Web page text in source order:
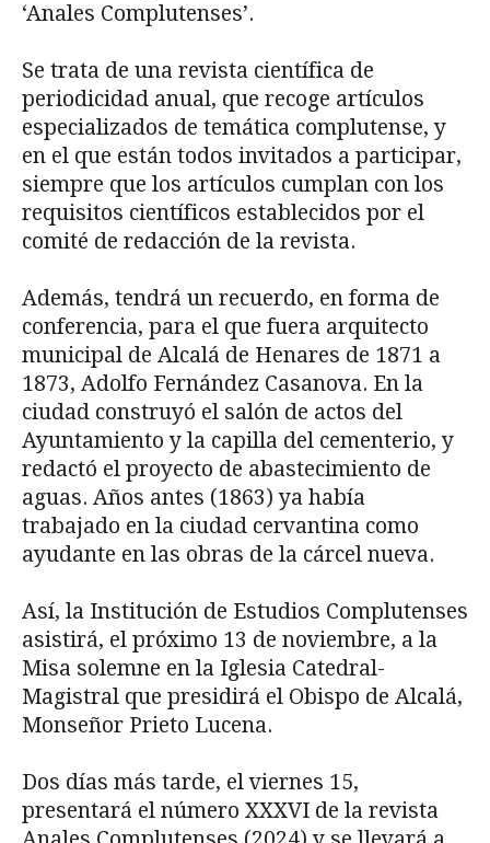
‘Anales Complutenses’.
Se trata de una revista científica de
periodicidad anual, que recoge artículos
especializados de temática complutense, y
en el que están todos invitados a participar,
siempre que los artículos cumplan con los
requisitos científicos establecidos por el
comité de redacción de la revista.
Además, tendrá un recuerdo, en forma de
conferencia, para el que fuera arquitecto
municipal de Alcalá de Henares de 1871 a
1873, Adolfo Fernández Casanova. En la
ciudad construyó el salón de actos del
Ayuntamiento y la capilla del cementerio, y
redactó el proyecto de abastecimiento de
aguas. Años antes (1863) ya había
trabajado en la ciudad cervantina como
ayudante en las obras de la cárcel nueva.
Así, la Institución de Estudios Complutenses
asistirá, el próximo 13 de noviembre, a la
Misa solemne en la Iglesia Catedral-
Magistral que presidirá el Obispo de Alcalá,
Monseñor Prieto Lucena.
Dos días más tarde, el viernes 15,
presentará el número XXXVI de la revista